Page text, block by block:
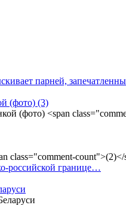
парней,
(фото) (3)
российской границе…